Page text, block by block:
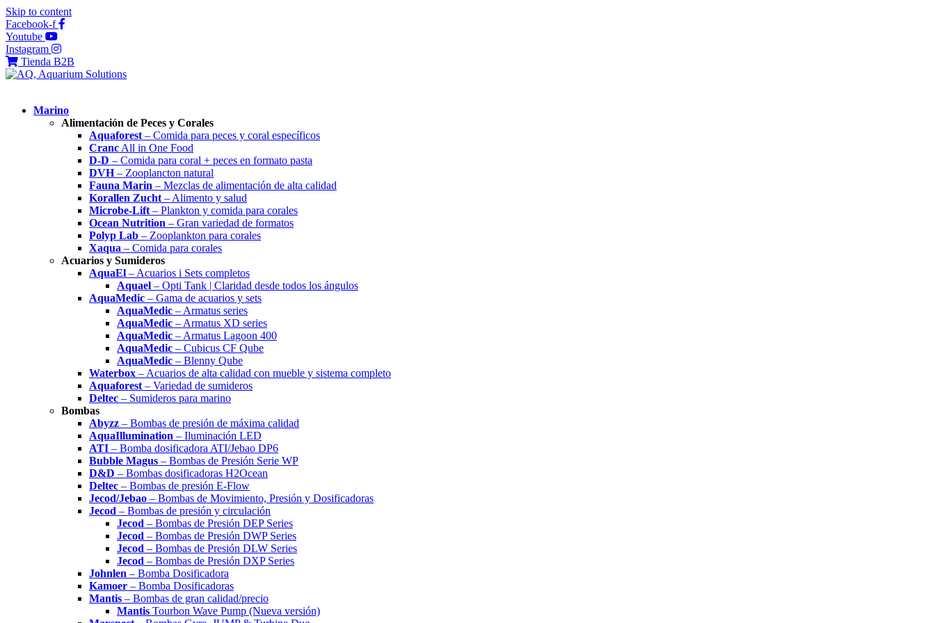
Skip to content
Facebook-f
Youtube
Instagram
Tienda B2B
Marino
Alimentación de Peces y Corales
Aquaforest – Comida para peces y coral específicos
Cranc All in One Food
D-D – Comida para coral + peces en formato pasta
DVH– Zooplancton natural
Fauna Marin – Mezclas de alimentación de alta calidad
Korallen Zucht – Alimento y salud
Microbe-Lift – Plankton y comida para corales
Ocean Nutrition – Gran variedad de formatos
Polyp Lab – Zooplankton para corales
Xaqua – Comida para corales
Acuarios y Sumideros
AquaEl – Acuarios i Sets completos
Aquael – Opti Tank | Claridad desde todos los ángulos
AquaMedic – Gama de acuarios y sets
AquaMedic – Armatus series
AquaMedic – Armatus XD series
AquaMedic – Armatus Lagoon 400
AquaMedic – Cubicus CF Qube
AquaMedic – Blenny Qube
Waterbox – Acuarios de alta calidad con mueble y sistema completo
Aquaforest – Variedad de sumideros
Deltec – Sumideros para marino
Bombas
Abyzz – Bombas de presión de máxima calidad
AquaIllumination – Iluminación LED
ATI – Bomba dosificadora ATI/Jebao DP6
Bubble Magus – Bombas de Presión Serie WP
D&D – Bombas dosificadoras H2Ocean
Deltec – Bombas de presión E-Flow
Jecod/Jebao – Bombas de Movimiento, Presión y Dosificadoras
Jecod – Bombas de presión y circulación
Jecod – Bombas de Presión DEP Series
Jecod – Bombas de Presión DWP Series
Jecod – Bombas de Presión DLW Series
Jecod – Bombas de Presión DXP Series
Johnlen – Bomba Dosificadora
Kamoer – Bomba Dosificadoras
Mantis – Bombas de gran calidad/precio
Mantis Tourbon Wave Pump (Nueva versión)